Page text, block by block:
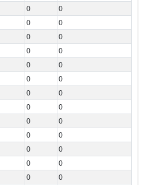
0
0
0
0
0
0
0
0
0
0
0
0
0
0
0
0
0
0
0
0
0
0
0
0
0
0